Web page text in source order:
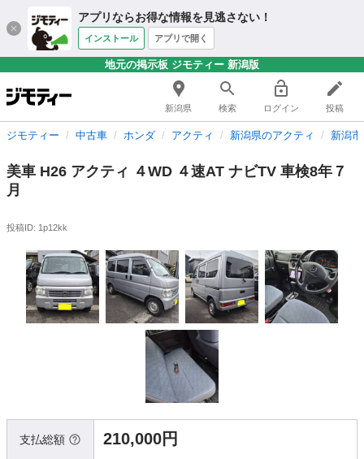
アプリならお得な情報を見逃さない！
インストール アプリで開く
地元の掲示板 ジモティー 新潟版
新潟県 検索 ログイン 投稿
ジモティー 中古車 ホンダ アクティ 新潟県のアクティ 新潟
美車 H26 アクティ ４WD ４速AT ナビTV 車検8年７
月
投稿ID: 1p12kk
支払総額 210,000円